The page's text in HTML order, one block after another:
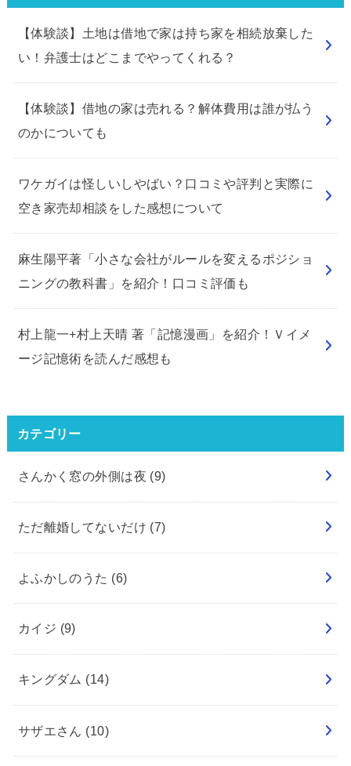
【体験談】土地は借地で家は持ち家を相続放棄した
い！弁護士はどこまでやってくれる？
【体験談】借地の家は売れる？解体費用は誰が払う
のかについても
ワケガイは怪しいしやばい？口コミや評判と実際に
空き家売却相談をした感想について
麻生陽平著「小さな会社がルールを変えるポジショ
ニングの教科書」を紹介！口コミ評価も
村上龍一+村上天晴 著「記憶漫画」を紹介！Ｖイメ
ージ記憶術を読んだ感想も
カテゴリー
さんかく窓の外側は夜 (9)
ただ離婚してないだけ (7)
よふかしのうた (6)
カイジ (9)
キングダム (14)
サザエさん (10)